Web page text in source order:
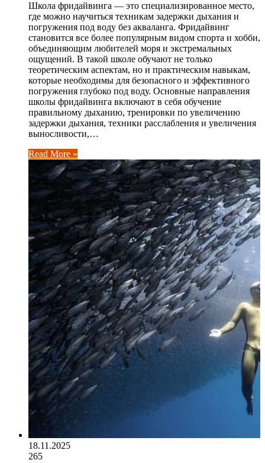
Школа фридайвинга — это специализированное место,
где можно научиться техникам задержки дыхания и
погружения под воду без акваланга. Фридайвинг
становится все более популярным видом спорта и хобби,
объединяющим любителей моря и экстремальных
ощущений. В такой школе обучают не только
теоретическим аспектам, но и практическим навыкам,
которые необходимы для безопасного и эффективного
погружения глубоко под воду. Основные направления
школы фридайвинга включают в себя обучение
правильному дыханию, тренировки по увеличению
задержки дыхания, техники расслабления и увеличения
выносливости,…
Read More »
18.11.2025
265